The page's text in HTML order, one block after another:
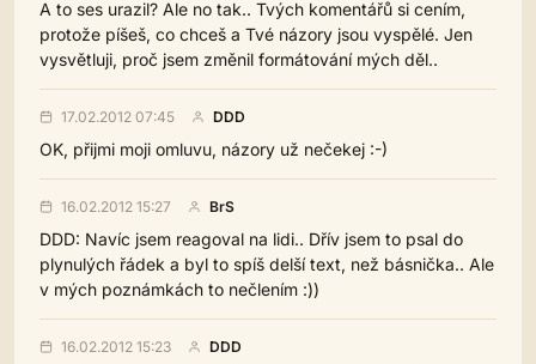
A to ses urazil? Ale no tak.. Tvých komentářů si cením,
protože píšeš, co chceš a Tvé názory jsou vyspělé. Jen
vysvětluji, proč jsem změnil formátování mých děl..
17.02.2012 07:45 DDD
OK, přijmi moji omluvu, názory už nečekej :-)
16.02.2012 15:27 BrS
DDD: Navíc jsem reagoval na lidi.. Dřív jsem to psal do
plynulých řádek a byl to spíš delší text, než básnička.. Ale
v mých poznámkách to nečlením :))
16.02.2012 15:23 DDD